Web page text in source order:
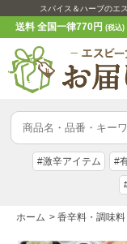
スパイス＆ハーブのエ
送料 全国一律770円(税込)
#激辛アイテム #
ホーム > 香辛料・調味料